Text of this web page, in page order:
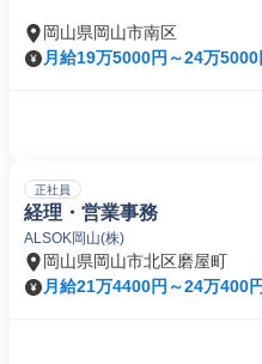
岡山県岡山市南区
月給19万5000円～24万5000
正社員
経理・営業事務
ALSOK岡山(株)
岡山県岡山市北区磨屋町
月給21万4400円～24万400円